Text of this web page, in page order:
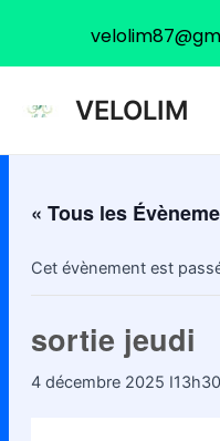
VELOLIM
« Tous les
Cet évènement est
sortie jeudi
4 décembre 2025 I13h30